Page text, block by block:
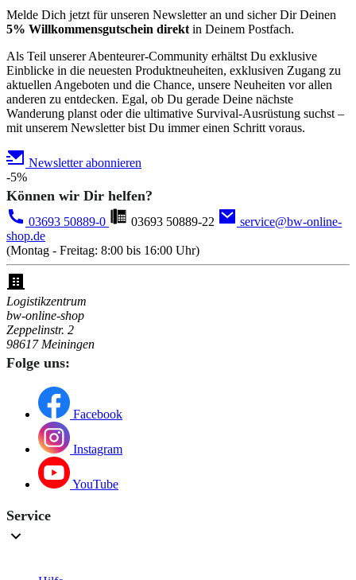
Melde Dich jetzt für unseren Newsletter an und sicher Dir Deinen
5% Willkommensgutschein direkt in Deinem Postfach.
Als Teil unserer Abenteurer-Community erhältst Du exklusive
Einblicke in die neuesten Produktneuheiten, exklusiven Zugang zu
aktuellen Angeboten und die Chance, unsere Neuheiten vor allen
anderen zu entdecken. Egal, ob Du gerade Deine nächste
Wanderung planst oder die ultimative Survival-Ausrüstung suchst –
mit unserem Newsletter bist Du immer einen Schritt voraus.
Newsletter abonnieren
-5%
Können wir Dir helfen?
03693 50889-0 03693 50889-22
service@bw-online-
shop.de
(Montag - Freitag: 8:00 bis 16:00 Uhr)
Logistikzentrum
bw-online-shop
Zeppelinstr. 2
98617 Meiningen
Folge uns:
Facebook
Instagram
YouTube
Service